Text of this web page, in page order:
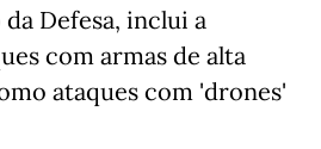
Defesa, inclui a
com armas de alta
ataques com 'drones'